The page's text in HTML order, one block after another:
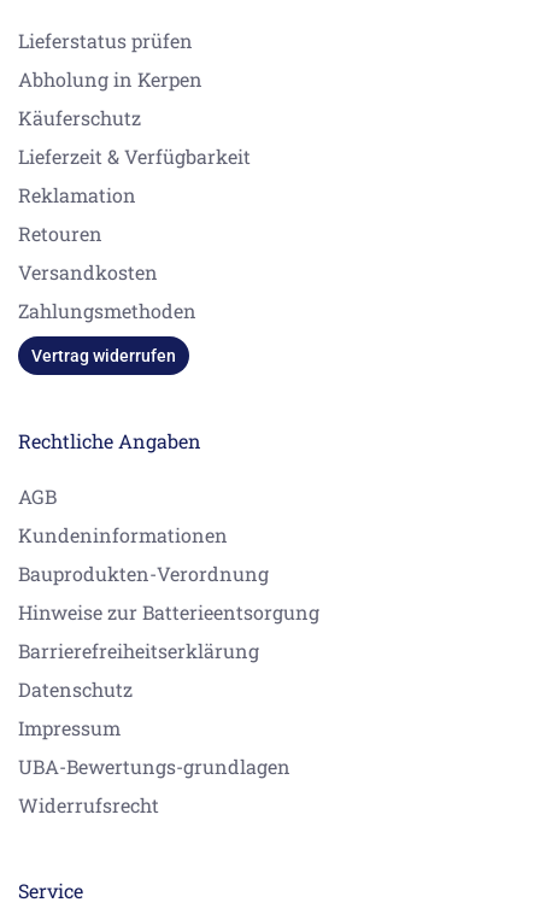
Lieferstatus prüfen
Abholung in Kerpen
Käuferschutz
Lieferzeit & Verfügbarkeit
Reklamation
Retouren
Versandkosten
Zahlungsmethoden
Vertrag widerrufen
Rechtliche Angaben
AGB
Kundeninformationen
Bauprodukten-Verordnung
Hinweise zur Batterieentsorgung
Barrierefreiheitserklärung
Datenschutz
Impressum
UBA-Bewertungs-grundlagen
Widerrufsrecht
Service